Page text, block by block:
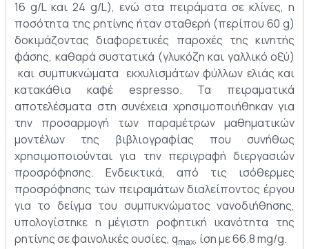
16 g/L και 24 g/L), ενώ στα πειράματα σε κλίνες, η
ποσότητα της ρητίνης ήταν σταθερή (περίπου 60 g)
δοκιμάζοντας διαφορετικές παροχές της κινητής
φάσης, καθαρά συστατικά (γλυκόζη και γαλλικό οξύ)
και συμπυκνώματα εκχυλισμάτων φύλλων ελιάς και
κατακάθια καφέ espresso. Τα πειραματικά
αποτελέσματα στη συνέχεια χρησιμοποιήθηκαν για
την προσαρμογή των παραμέτρων μαθηματικών
μοντέλων της βιβλιογραφίας που συνήθως
χρησιμοποιούνται για την περιγραφή διεργασιών
προσρόφησης. Ενδεικτικά, από τις ισόθερμες
προσρόφησης των πειραμάτων διαλείποντος έργου
για το δείγμα του συμπυκνώματος νανοδιήθησης,
υπολογίστηκε η μέγιστη ροφητική ικανότητα της
ρητίνης σε φαινολικές ουσίες, qmax, ίση με 66.8 mg/g.